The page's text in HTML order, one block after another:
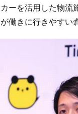
ーを活用した物流
働きに行きやすい